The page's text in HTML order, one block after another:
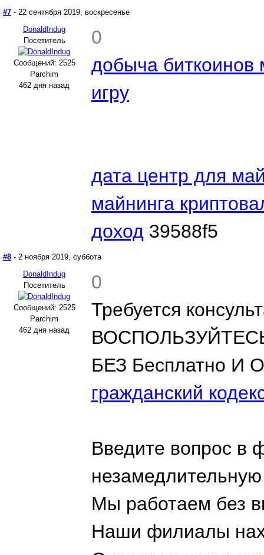
#7 - 22 сентября 2019, воскресенье
DonaldIndug
Посетитель
Сообщений: 2525
Parchim
462 дня назад
0
добыча биткоинов
игру
дата центр для
майнинга
доход 39588f5
#8 - 2 ноября 2019, суббота
DonaldIndug
Посетитель
Сообщений: 2525
Parchim
462 дня назад
0
Требуется
БЕЗ Бесплатно И
гражданский
Введите вопрос в
Мы работаем без
Наши филиалы